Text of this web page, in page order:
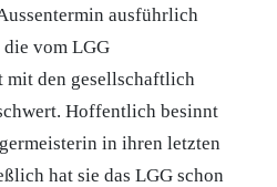
ausführlich
die vom LGG
mit den gesellschaftlich
Hoffentlich besinnt
in ihren letzten
hat sie das LGG schon